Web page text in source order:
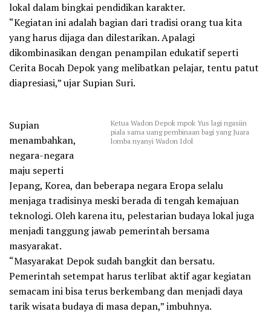
lokal dalam bingkai pendidikan karakter.
“Kegiatan ini adalah bagian dari tradisi orang tua kita
yang harus dijaga dan dilestarikan. Apalagi
dikombinasikan dengan penampilan edukatif seperti
Cerita Bocah Depok yang melibatkan pelajar, tentu patut
diapresiasi,” ujar Supian Suri.
Ketua Wadon Depok mpok Yus lagi ngasiin
piala sama uang pembinaan bagi yang Juara
lomba nyanyi Wadon Idol
Supian
menambahkan,
negara-negara
maju seperti
Jepang, Korea, dan beberapa negara Eropa selalu
menjaga tradisinya meski berada di tengah kemajuan
teknologi. Oleh karena itu, pelestarian budaya lokal juga
menjadi tanggung jawab pemerintah bersama
masyarakat.
“Masyarakat Depok sudah bangkit dan bersatu.
Pemerintah setempat harus terlibat aktif agar kegiatan
semacam ini bisa terus berkembang dan menjadi daya
tarik wisata budaya di masa depan,” imbuhnya.